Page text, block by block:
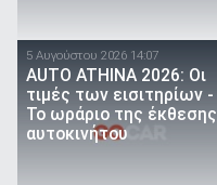
5 Αυγούστου 2026 14:07
AUTO ATHINA 2026: Οι
τιμές των εισιτηρίων -
Το ωράριο της έκθεσης
αυτοκινήτου